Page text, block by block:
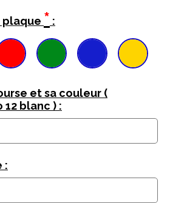
plaque * :
et sa couleur (
blanc ) :
: